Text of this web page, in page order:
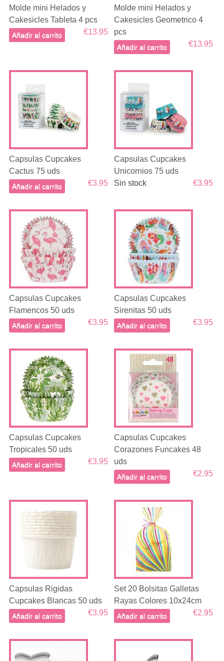
Molde mini Helados y
Cakesicles Tableta 4 pcs
€13.95
Añadir al carrito
Molde mini Helados y
Cakesicles Geometrico 4
pcs
€13.95
Añadir al carrito
Capsulas Cupcakes
Cactus 75 uds
€3.95
Añadir al carrito
Capsulas Cupcakes
Unicornios 75 uds
€3.95
Sin stock
Capsulas Cupcakes
Flamencos 50 uds
€3.95
Añadir al carrito
Capsulas Cupcakes
Sirenitas 50 uds
€3.95
Añadir al carrito
Capsulas Cupcakes
Tropicales 50 uds
€3.95
Añadir al carrito
Capsulas Cupcakes
Corazones Funcakes 48
uds
€2.95
Añadir al carrito
Capsulas Rigidas
Cupcakes Blancas 50 uds
€3.95
Añadir al carrito
Set 20 Bolsitas Galletas
Rayas Colores 10x24cm
€2.95
Añadir al carrito